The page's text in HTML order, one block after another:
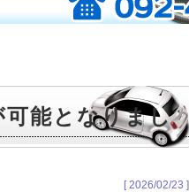
可能となりまし
[ 2026/02/23 ]